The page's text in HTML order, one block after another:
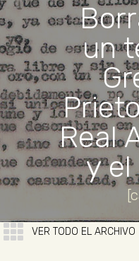
un
Real
y
VER TODO EL ARCHIVO